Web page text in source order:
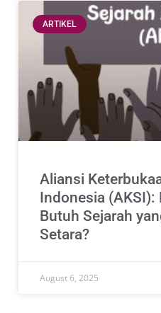
ARTIKEL
Aliansi
Indonesia (AKSI):
Butuh Sejarah
Setara?
August 6, 2025